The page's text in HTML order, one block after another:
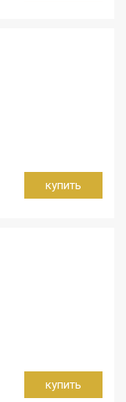
купить
купить